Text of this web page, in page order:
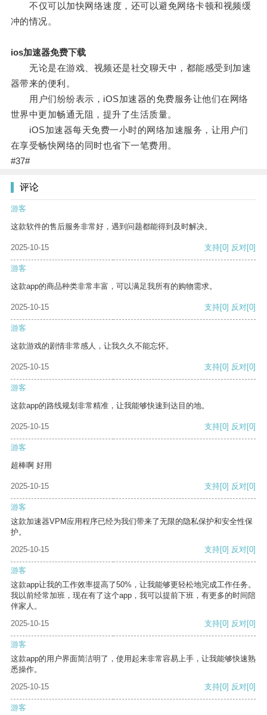
不仅可以加快网络速度，还可以避免网络卡顿和视频缓
冲的情况。
ios加速器免费下载
无论是在游戏、视频还是社交聊天中，都能感受到加速
器带来的便利。
用户们纷纷表示，iOS加速器的免费服务让他们在网络
世界中更加畅通无阻，提升了生活质量。
iOS加速器每天免费一小时的网络加速服务，让用户们
在享受畅快网络的同时也省下一笔费用。
#37#
评论
游客
这款软件的售后服务非常好，遇到问题都能得到及时解决。
2025-10-15 支持[0] 反对[0]
游客
这款app的商品种类非常丰富，可以满足我所有的购物需求。
2025-10-15 支持[0] 反对[0]
游客
这款游戏的剧情非常感人，让我久久不能忘怀。
2025-10-15 支持[0] 反对[0]
游客
这款app的路线规划非常精准，让我能够快速到达目的地。
2025-10-15 支持[0] 反对[0]
游客
超棒啊 好用
2025-10-15 支持[0] 反对[0]
游客
这款加速器VPM应用程序已经为我们带来了无限的隐私保护和安全性保
护。
2025-10-15
支持[0] 反对[0]
游客
这款app让我的工作效率提高了50%，让我能够更轻松地完成工作任务。
我以前经常加班，现在有了这个app，我可以提前下班，有更多的时间陪
伴家人。
2025-10-15
支持[0] 反对[0]
游客
这款app的用户界面简洁明了，使用起来非常容易上手，让我能够快速熟
悉操作。
2025-10-15
支持[0] 反对[0]
游客